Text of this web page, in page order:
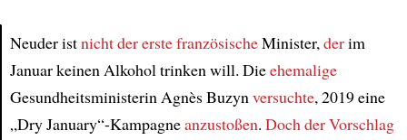
Article
Neuder istnicht der erstefranzösischeMinister,derim
Januar keinen Alkohol trinken will. Dieehemalige
Gesundheitsministerin Agnès Buzynversuchte, 2019 eine
„Dry January“-Kampagneanzustoßen. Doch der Vorschlag